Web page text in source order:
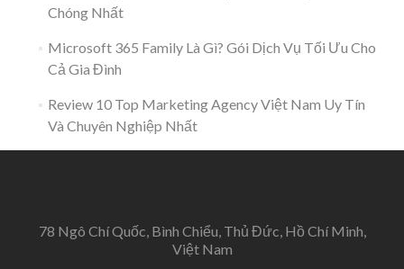
Chóng Nhất
Microsoft 365 Family Là Gì? Gói Dịch Vụ Tối Ưu Cho
Cả Gia Đình
Review 10 Top Marketing Agency Việt Nam Uy Tín
Và Chuyên Nghiệp Nhất
78 Ngô Chí Quốc, Bình Chiểu, Thủ Đức, Hồ Chí Minh,
Việt Nam